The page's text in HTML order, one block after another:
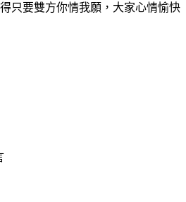
只要雙方你情我願，大家心情愉快